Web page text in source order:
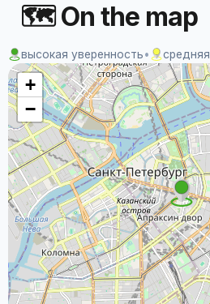
🗺 On the map
высокая уверенность• средняя
+
−